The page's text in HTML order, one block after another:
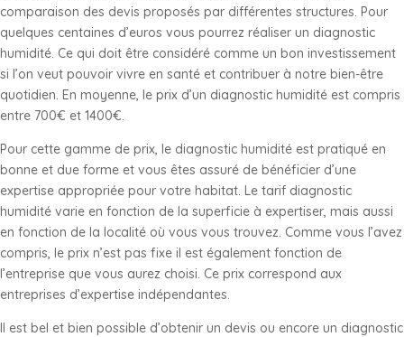
comparaison des devis proposés par différentes structures. Pour
quelques centaines d’euros vous pourrez réaliser un diagnostic
humidité. Ce qui doit être considéré comme un bon investissement
si l’on veut pouvoir vivre en santé et contribuer à notre bien-être
quotidien. En moyenne, le prix d’un diagnostic humidité est compris
entre 700€ et 1400€.
Pour cette gamme de prix, le diagnostic humidité est pratiqué en
bonne et due forme et vous êtes assuré de bénéficier d’une
expertise appropriée pour votre habitat. Le tarif diagnostic
humidité varie en fonction de la superficie à expertiser, mais aussi
en fonction de la localité où vous vous trouvez. Comme vous l’avez
compris, le prix n’est pas fixe il est également fonction de
l’entreprise que vous aurez choisi. Ce prix correspond aux
entreprises d’expertise indépendantes.
Il est bel et bien possible d’obtenir un devis ou encore un diagnostic